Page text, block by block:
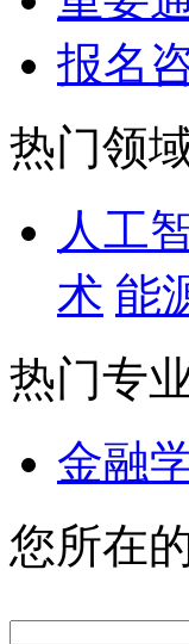
报名
热门领域
人工
术 能
热门专业
金融
您所在